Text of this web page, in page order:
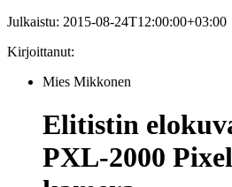
Julkaistu: 2015-08-24T12:00:00+03:00
Kirjoittanut:
Mies Mikkonen
Elitistin
PXL-2000